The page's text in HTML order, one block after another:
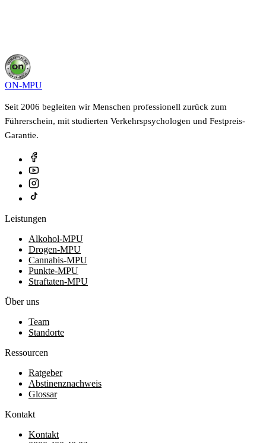
ON-MPU
Seit 2006 begleiten wir Menschen professionell zurück zum
Führerschein, mit studierten Verkehrspsychologen und Festpreis-
Garantie.
Leistungen
Alkohol-MPU
Drogen-MPU
Cannabis-MPU
Punkte-MPU
Straftaten-MPU
Über uns
Team
Standorte
Ressourcen
Ratgeber
Abstinenznachweis
Glossar
Kontakt
Kontakt